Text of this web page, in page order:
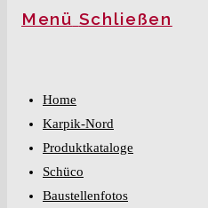
Menü Schließen
Home
Karpik-Nord
Produktkataloge
Schüco
Baustellenfotos